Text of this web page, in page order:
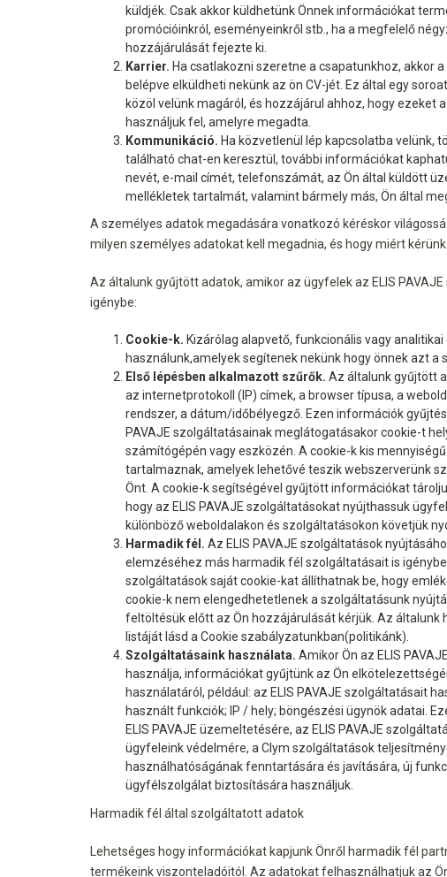
küldjék. Csak akkor küldhetünk Önnek információkat
promócióinkról, eseményeinkről stb., ha a megfelelő
hozzájárulását fejezte ki.
Karrier. Ha csatlakozni szeretne a csapatunkhoz, akkor
belépve elküldheti nekünk az ön CV-jét. Ez által egy
közöl velünk magáról, és hozzájárul ahhoz, hogy ezeket
használjuk fel, amelyre megadta.
Kommunikáció. Ha közvetlenül lép kapcsolatba velünk,
található chat-en keresztül, további információkat
nevét, e-mail címét, telefonszámát, az Ön által küldött
mellékletek tartalmát, valamint bármely más, Ön által
A személyes adatok megadására vonatkozó kéréskor
milyen személyes adatokat kell megadnia, és hogy miért
Az általunk gyűjtött adatok, amikor az ügyfelek az ELIS
igénybe:
Cookie-k. Kizárólag alapvető, funkcionális vagy
használunk,amelyek segítenek nekünk hogy önnek azt a
Első lépésben alkalmazott szűrők. Az általunk gyűjtött
az internetprotokoll (IP) címek, a browser típusa, a
rendszer, a dátum/időbélyegző. Ezen információk
PAVAJE szolgáltatásainak meglátogatásakor cookie-t
számítógépén vagy eszközén. A cookie-k kis
tartalmaznak, amelyek lehetővé teszik webszerverünk
Önt. A cookie-k segítségével gyűjtött információkat
hogy az ELIS PAVAJE szolgáltatásokat nyújthassuk
különböző weboldalakon és szolgáltatásokon követjük
Harmadik fél. Az ELIS PAVAJE szolgáltatások
elemzéséhez más harmadik fél szolgáltatásait is
szolgáltatások saját cookie-kat állíthatnak be, hogy
cookie-k nem elengedhetetlenek a szolgáltatásunk
feltöltésük előtt az Ön hozzájárulását kérjük. Az általunk
listáját lásd a Cookie szabályzatunkban(politikánk).
Szolgáltatásaink használata. Amikor Ön az ELIS
használja, információkat gyűjtünk az Ön
használatáról, például: az ELIS PAVAJE szolgáltatásait
használt funkciók; IP / hely; böngészési ügynök adatai.
ELIS PAVAJE üzemeltetésére, az ELIS PAVAJE
ügyfeleink védelmére, a Clym szolgáltatások
használhatóságának fenntartására és javítására, új
ügyfélszolgálat biztosítására használjuk.
Harmadik fél által szolgáltatott adatok
Lehetséges hogy információkat kapjunk Önről harmadik fél
termékeink viszonteladóitól. Az adatokat felhasználhatjuk az